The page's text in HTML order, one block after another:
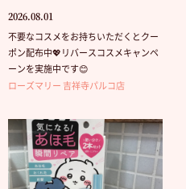
2026.08.01
不要なコスメをお持ちいただくとクー
ポン配布中💖リバースコスメキャンペ
ーンを実施中です😊
ローズマリー 吉祥寺パルコ店